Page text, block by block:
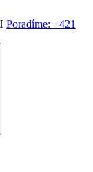
Poradíme: +421